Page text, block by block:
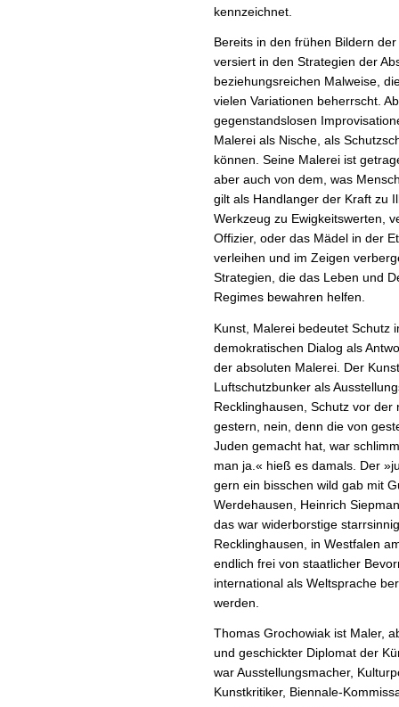
kennzeichnet.
Bereits in den frühen Bildern
versiert in den Strategien der
beziehungsreichen Malweise,
vielen Variationen beherrscht.
gegenstandslosen
Malerei als Nische, als
können. Seine Malerei ist
aber auch von dem, was
gilt als Handlanger der Kraft zu
Werkzeug zu Ewigkeitswerten,
Offizier, oder das Mädel in der
verleihen und im Zeigen
Strategien, die das Leben und
Regimes bewahren helfen.
Kunst, Malerei bedeutet Schutz
demokratischen Dialog als
der absoluten Malerei. Der
Luftschutzbunker als
Recklinghausen, Schutz vor
gestern, nein, denn die von
Juden gemacht hat, war
man ja.« hieß es damals. Der
gern ein bisschen wild gab mit
Werdehausen, Heinrich
das war widerborstige
Recklinghausen, in Westfalen
endlich frei von staatlicher
international als Weltsprache
werden.
Thomas Grochowiak ist Maler,
und geschickter Diplomat der
war Ausstellungsmacher,
Kunstkritiker, Biennale-